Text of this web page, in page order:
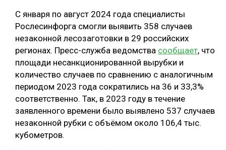
БИОЭНЕРГЕТИКА
ЛЕСОВОССТАНОВЛЕНИЕ И ЗАЩИТА
ЛОГИСТИКА
ПРОИЗВОДСТВО ДРЕВЕСНЫХ ПЛИТ
ЦБП
КОМПЛЕКСНАЯ ПЕРЕРАБОТКА
ЛЕСОПИЛЕНИЕ
ТЕМАТИЧЕСКИЕ ПРОЕКТЫ
ПОДБОРКИ СТАТЕЙ
С января по август 2024 года специалисты
Рослесинфорга смогли выявить 358 случаев
незаконной лесозаготовки в 29 российских
регионах. Пресс-служба ведомства сообщает, что
площади несанкционированной вырубки и
количество случаев по сравнению с аналогичным
периодом 2023 года сократились на 36 и 33,3%
соответственно. Так, в 2023 году в течение
заявленного времени было выявлено 537 случаев
незаконной рубки с объёмом около 106,4 тыс.
кубометров.